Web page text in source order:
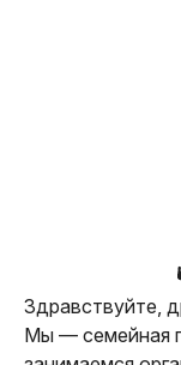
Здравствуйте,
Мы — семейная